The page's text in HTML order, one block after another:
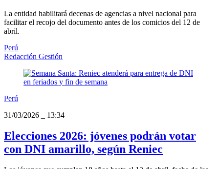
La entidad habilitará decenas de agencias a nivel nacional para
facilitar el recojo del documento antes de los comicios del 12 de
abril.
Perú
Redacción Gestión
Perú
31/03/2026
13:34
Elecciones 2026: jóvenes podrán votar
con DNI amarillo, según Reniec